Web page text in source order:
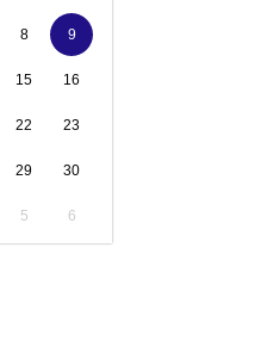
8 9
15 16
22 23
29 30
5 6